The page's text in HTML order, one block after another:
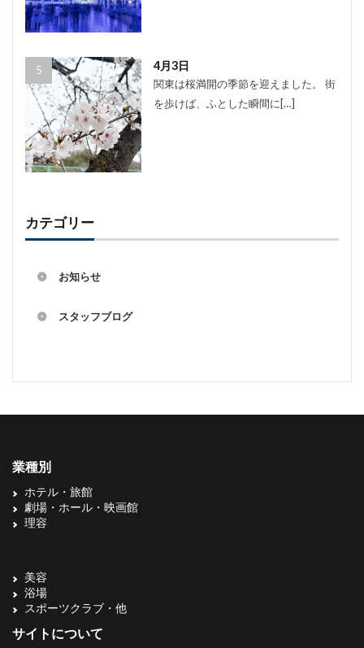
4月3日
関東は桜満開の季節を迎えました。 街
を歩けば、ふとした瞬間に[…]
カテゴリー
お知らせ
スタッフブログ
業種別
ホテル・旅館
劇場・ホール・映画館
理容
美容
浴場
スポーツクラブ・他
サイトについて